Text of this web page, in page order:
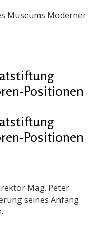
Museums Moderner
Positionen
Positionen
Mag. Peter
seines Anfang